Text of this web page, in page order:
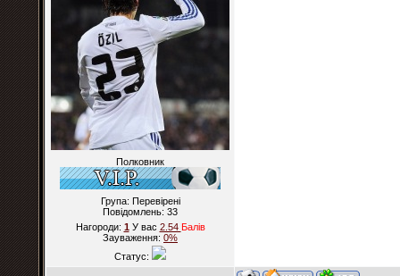
Полковник
Група: Перевірені
Повідомлень: 33
Нагороди: 1У вас 2.54 Балiв
Зауваження: 0%
Статус: